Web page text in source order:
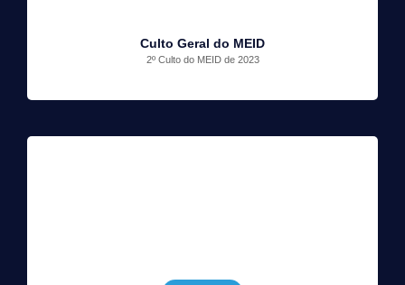
Culto Geral do MEID
2º Culto do MEID de 2023